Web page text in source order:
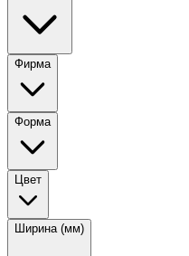
Фирма
Форма
Цвет
Ширина (мм)